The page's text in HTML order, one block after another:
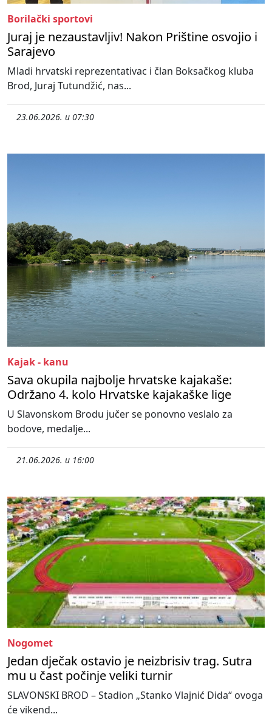
Borilački sportovi
Juraj je nezaustavljiv! Nakon Prištine osvojio i
Sarajevo
Mladi hrvatski reprezentativac i član Boksačkog kluba
Brod, Juraj Tutundžić, nas...
23.06.2026. u 07:30
Kajak - kanu
Sava okupila najbolje hrvatske kajakaše:
Održano 4. kolo Hrvatske kajakaške lige
U Slavonskom Brodu jučer se ponovno veslalo za
bodove, medalje...
21.06.2026. u 16:00
Nogomet
Jedan dječak ostavio je neizbrisiv trag. Sutra
mu u čast počinje veliki turnir
SLAVONSKI BROD – Stadion „Stanko Vlajnić Dida“ ovoga
će vikend...